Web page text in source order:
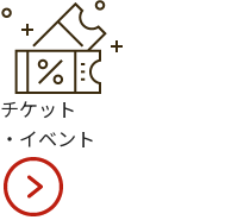
チケット
・イベント